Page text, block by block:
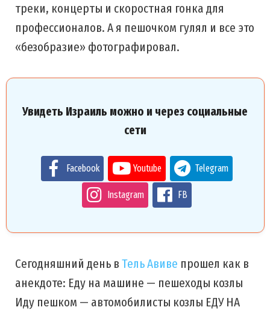
треки, концерты и скоростная гонка для
профессионалов. А я пешочком гулял и все это
«безобразие» фотографировал.
Увидеть Израиль можно и через социальные
сети
Facebook Youtube Telegram
Instagram FB
Сегодняшний день вТель Авиве прошел как в
анекдоте: Еду на машине — пешеходы козлы
Иду пешком — автомобилисты козлы ЕДУ НА